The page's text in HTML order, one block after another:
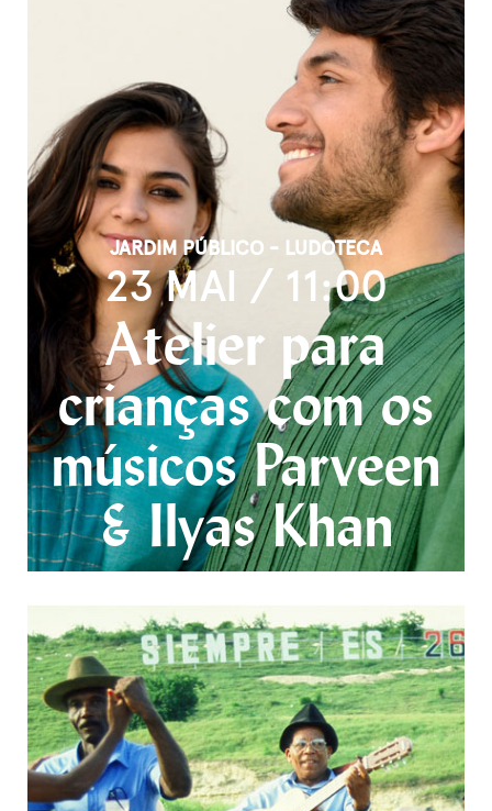
JARDIM PÚBLICO - LUDOTECA
23 MAI / 11:00
Atelier para
crianças com os
músicos Parveen
& Ilyas Khan